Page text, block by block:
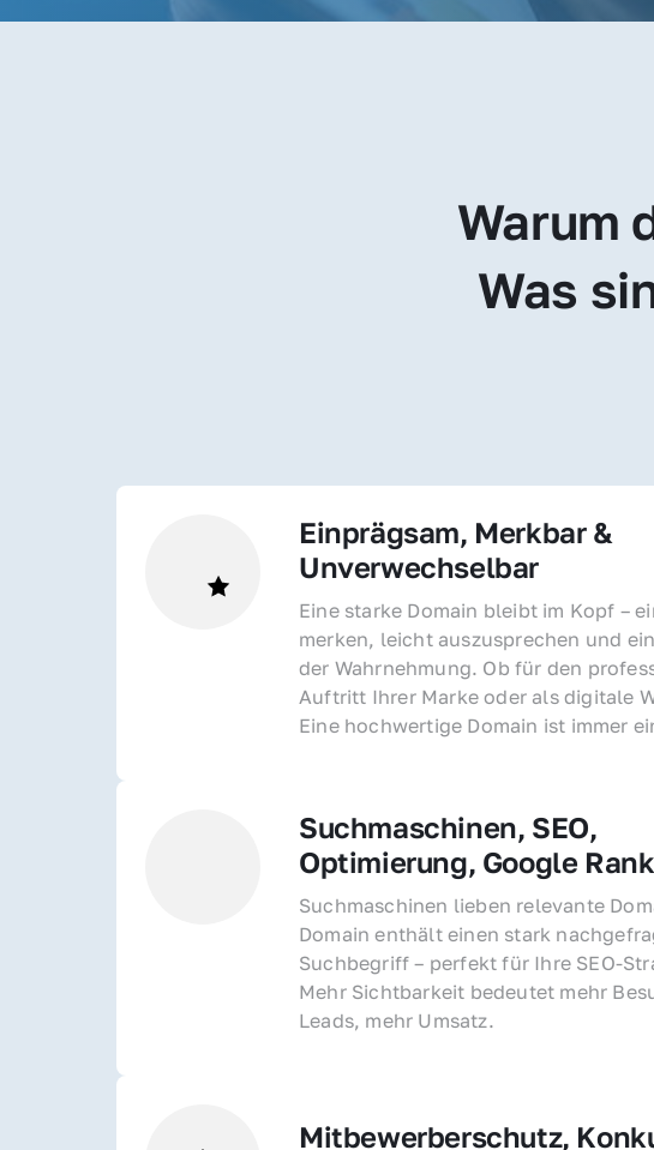
Warum
Was
Einprägsam, Merkbar &
Unverwechselbar
Eine starke Domain bleibt im Kopf –
merken, leicht auszusprechen und
der Wahrnehmung. Ob für den
Auftritt Ihrer Marke oder als digitale
Eine hochwertige Domain ist immer
Suchmaschinen, SEO,
Optimierung, Google
Suchmaschinen lieben relevante
Domain enthält einen stark
Suchbegriff – perfekt für Ihre SEO-
Mehr Sichtbarkeit bedeutet mehr
Leads, mehr Umsatz.
Mitbewerberschutz,